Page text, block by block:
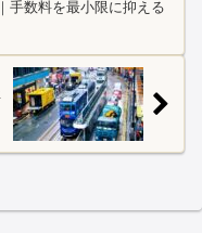
手数料を最小限に抑える